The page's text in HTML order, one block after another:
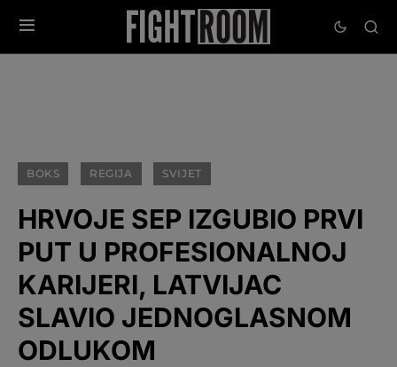
BOKS REGIJA SVIJET
HRVOJE SEP IZGUBIO PRVI
PUT U PROFESIONALNOJ
KARIJERI, LATVIJAC
SLAVIO JEDNOGLASNOM
ODLUKOM